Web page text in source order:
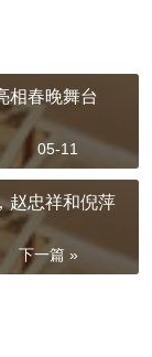
相春晚舞台
05-11
赵忠祥和倪萍
下一篇 »